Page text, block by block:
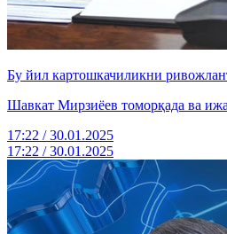
Бу йил картошкачиликни
Шавкат Мирзиёев томорқада ва
17:22 / 30.01.2025
17:22 / 30.01.2025